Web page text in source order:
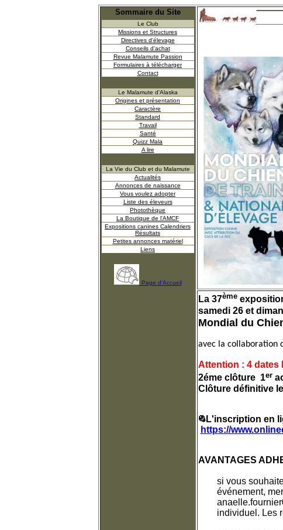
Sommaire du Site
Le Club
Missions et Structures
Directives d'élevage
Conseils d'achat
Revue Malamute Passion
Formulaires à télécharger
Contact
Le Malamute d'Alaska
Origines et présentation
Caractère
Standard
Travail
Santé
Quizz Mala
A lire
La Vie du Club et du Malamute
Actualités
Annonces de naissance
Vous voulez adopter
Liste des éleveurs
Photothèque
La Boutique de l'AMCF
Expositions canines Calendriers
Résultats
Petites annonces matériel
Liens
Page d'Accueil
La 37ème
samedi 26 et
Mondial du
avec la collaboration
Attention : 4 dates
2éme clôture 1er
Clôture définitive
L'inscription en
https://
AVANTAGES
individuel. Les